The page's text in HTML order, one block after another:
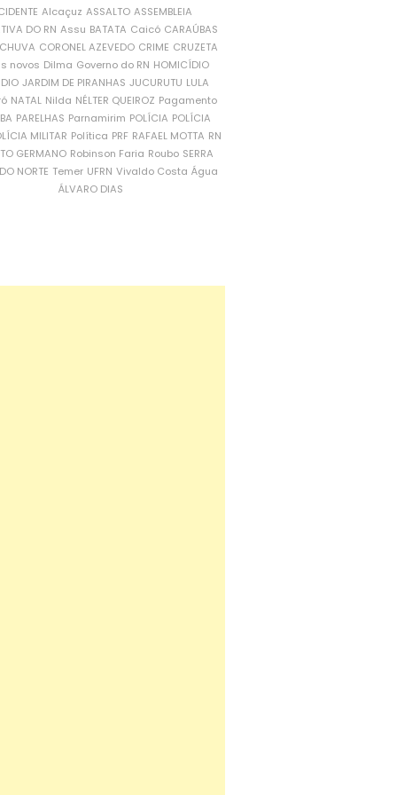
Alcaçuz ASSALTO ASSEMBLEIA
DO RN Assu BATATA Caicó CARAÚBAS
CORONEL AZEVEDO CRIME CRUZETA
novos Dilma Governo do RN HOMICÍDIO
JARDIM DE PIRANHAS JUCURUTU LULA
NATAL Nilda NÉLTER QUEIROZ Pagamento
PARELHAS Parnamirim POLÍCIA POLÍCIA
MILITAR Política PRF RAFAEL MOTTA RN
GERMANO Robinson Faria Roubo SERRA
NORTE Temer UFRN Vivaldo Costa Água
ÁLVARO DIAS